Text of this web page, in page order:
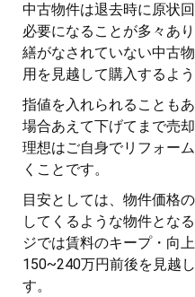
中古物件は退去時に原状
必要になることが多々あ
繕がなされていない中古
用を見越して購入するよう
指値を入れられることも
場合あえて下げてまで売
理想はご自身でリフォー
くことです。
目安としては、物件価格
してくるような物件とな
ジでは賃料のキープ・向
150~240万円前後を見越
す。